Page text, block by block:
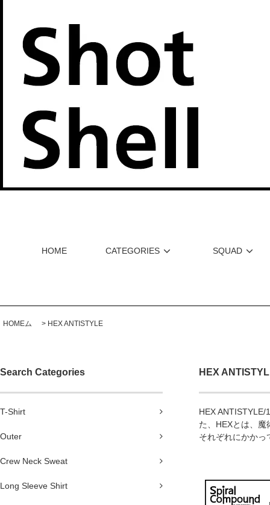
HOME CATEGORIES SQUAD
HOMEム > HEX ANTISTYLE
Search Categories
T-Shirt
Outer
Crew Neck Sweat
Long Sleeve Shirt
HEX
HEX
た、HEXとは、
それぞれにかかっ